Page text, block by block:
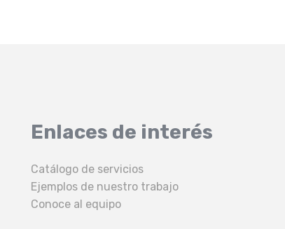
Enlaces de interés
Catálogo de servicios
Ejemplos de nuestro trabajo
Conoce al equipo